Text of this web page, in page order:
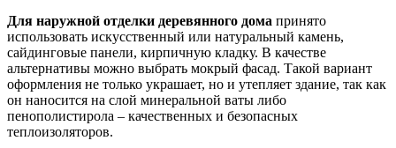
Для наружной отделки деревянного дома принято
использовать искусственный или натуральный камень,
сайдинговые панели, кирпичную кладку. В качестве
альтернативы можно выбрать мокрый фасад. Такой вариант
оформления не только украшает, но и утепляет здание, так как
он наносится на слой минеральной ваты либо
пенополистирола – качественных и безопасных
теплоизоляторов.